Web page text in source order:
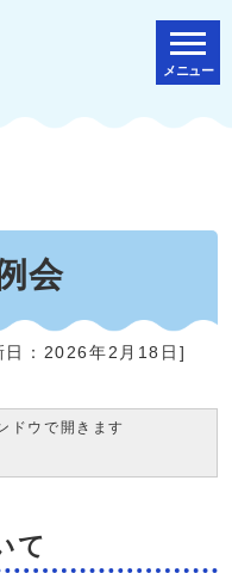
メニュー
会
： 2026年2月18日 ]
ドウで開きます
て